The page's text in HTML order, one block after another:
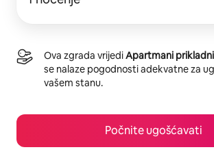
Ova zgrada vrijediApartmani
se nalaze pogodnosti adekvatne za
vašem stanu.
Počnite ugošćavati